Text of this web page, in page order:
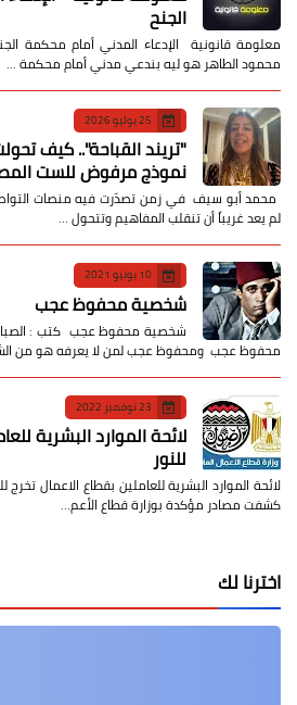
الجنح
معلومة قانونية الإدعاء المدني أمام محكمة
محمود الطاهر هو ليه بندعي مدني أمام محكمة …
25 يوليو 2026
​"تريند القباحة".. كيف
نموذج مرفوض للست
محمد أبو سيف ​في زمن تصدّرت فيه منصات
لم يعد غريباً أن تنقلب المفاهيم وتتحول …
10 يونيو 2021
شخصية محفوظ عجب
شخصية محفوظ عجب كتب :
محفوظ عجب ومحفوظ عجب لمن لا يعرفه هو من
23 نوفمبر 2022
لائحة الموارد البشرية
للنور
لائحة الموارد البشرية للعاملين بقطاع الاعمال
كشفت مصادر مؤكدة بوزارة قطاع الأعم…
اخترنا لك